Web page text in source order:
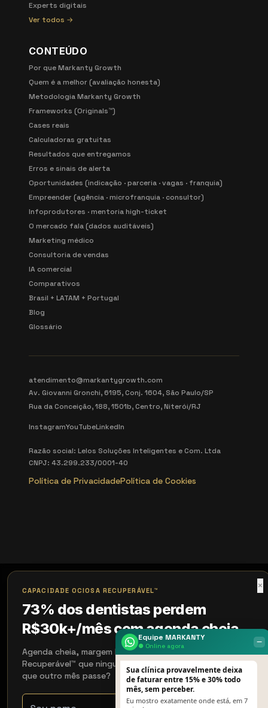
Experts digitais
Ver todos →
CONTEÚDO
Por que Markanty Growth
Quem é a melhor (avaliação honesta)
Metodologia Markanty Growth
Frameworks (Originals™)
Cases reais
Calculadoras gratuitas
Resultados que entregamos
Erros e sinais de alerta
Oportunidades (indicação · parceria · vagas · franquia)
Empreender (agência · microfranquia · consultor)
Infoprodutores · mentoria high-ticket
O mercado fala (dados auditáveis)
Marketing médico
Consultoria de vendas
IA comercial
Comparativos
Brasil + LATAM + Portugal
Blog
Glossário
atendimento@markantygrowth.com
Av. Giovanni Gronchi, 6195, Conj. 1604, São Paulo/SP
Rua da Conceição, 188, 1501b, Centro, Niterói/RJ
InstagramYouTubeLinkedIn
Razão social: Lelos Soluções Inteligentes e Com. Ltda
CNPJ: 43.299.233/0001-40
Política de PrivacidadePolítica de Cookies
×
CAPACIDADE OCIOSA RECUPERÁVEL™
73% dos dentistas perdem
R$30k+/mês com agenda cheia
Agenda cheia, margem baixa: é Capacidade Ociosa
Recuperável™ que ninguém te mostrou. Vamos medir antes
que outro mês passe?
Equipe MARKANTY
● Online agora ‒
Sua clínica provavelmente deixa
de faturar entre 15% e 30% todo
mês, sem perceber.
Eu mostro exatamente onde está, em 7